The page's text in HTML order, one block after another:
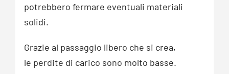
potrebbero fermare eventuali materiali
solidi.
Grazie al passaggio libero che si crea,
le perdite di carico sono molto basse.